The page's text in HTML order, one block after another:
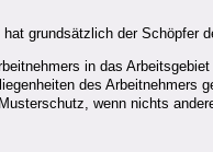
grundsätzlich der Schöpfer
in das
des Arbeitnehmers
wenn nichts